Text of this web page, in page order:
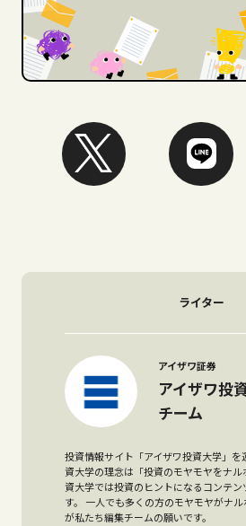
ライター
アイザワ証券
アイザワ投
チーム
投資情報サイト「アイザワ投資大学」を
資大学の理念は「投資のモヤモヤをナル
資大学では投資のヒントになるコンテン
す。 一人でも多くの方のモヤモヤがナ
が私たち編集チームの願いです。